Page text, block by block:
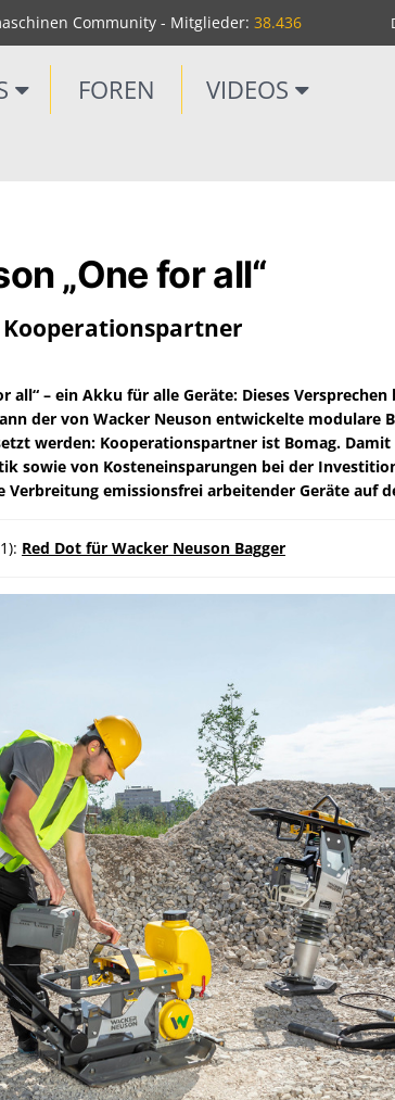
Community - Mitglieder: 38.436
FOREN VIDEOS
„One for all“
all“ – ein Akku für alle Geräte: Dieses
der von Wacker Neuson entwickelte modulare
werden: Kooperationspartner ist Bomag.
sowie von Kosteneinsparungen bei der
emissionsfrei arbeitender Geräte auf
Red Dot für Wacker Neuson Bagger